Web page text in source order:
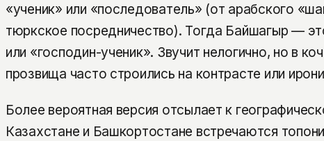
«ученик» или «последователь» (от арабского
тюркское посредничество). Тогда Байшагыр —
или «господин-ученик». Звучит нелогично, но в
прозвища часто строились на контрасте или
Более вероятная версия отсылает к
Казахстане и Башкортостане встречаются